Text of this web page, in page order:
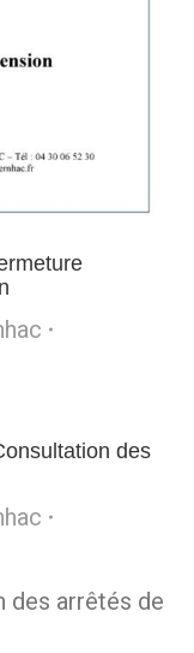
des
des arrêtés de